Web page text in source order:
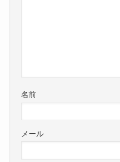
名前
メール